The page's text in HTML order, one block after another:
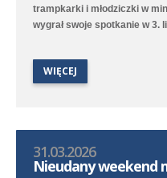
trampkarki i młodziczki w
wygrał swoje spotkanie w 3.
2 oraz Wiktoria Błotna.
(3:3) z Kotwicą Kórnik.
końcówka należała do
WIĘCEJ
31.03.2026
Nieudany weekend